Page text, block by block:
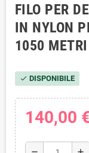
FILO PER
IN NYLON
1050
check DISPONIBILE
140,00